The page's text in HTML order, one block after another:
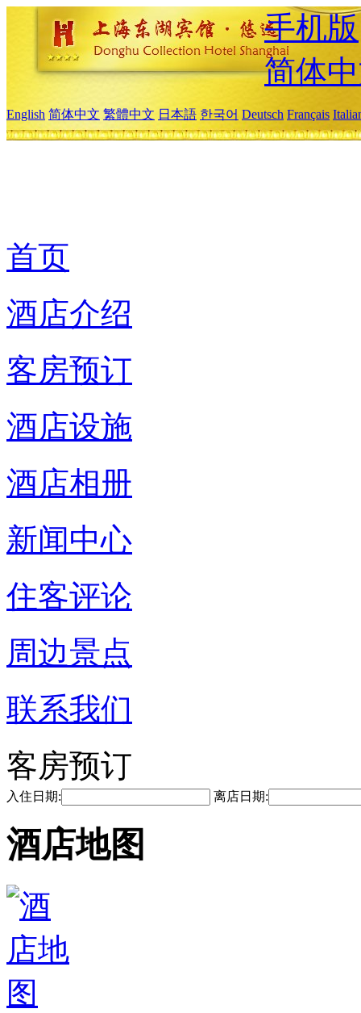
手机版
简体
English 简体中文 繁體中文 日本語 한국어 Deutsch Français
首页
酒店介绍
客房预订
酒店设施
酒店相册
新闻中心
住客评论
周边景点
联系我们
客房预订
入住日期: 离店日期:
酒店地图